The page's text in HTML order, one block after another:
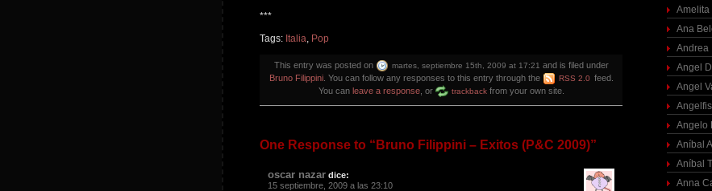
***
Tags: Italia, Pop
This entry was posted on martes, septiembre 15th, 2009 at 17:21 and is filed under
Bruno Filippini. You can follow any responses to this entry through the RSS 2.0 feed.
You can leave a response, or trackbackfrom your own site.
One Response to “Bruno Filippini – Exitos (P&C 2009)”
oscar nazar dice:
15 septiembre, 2009 a las 23:10
Amelita
Ana
Andrea
Angel
Angel
Angelo
Aníbal
Aníbal
Anna